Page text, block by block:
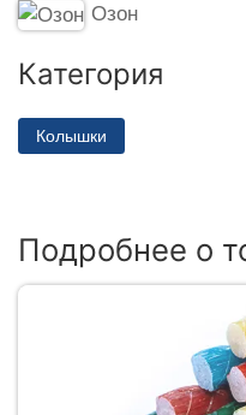
Озон
Категория
Колышки
Подробнее о